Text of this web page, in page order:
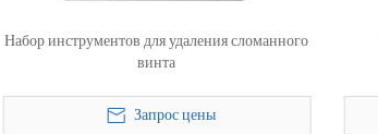
Набор инструментов для удаления сломанного
винта
Запрос цены